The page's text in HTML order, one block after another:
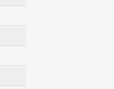
przez przepisy prawa
tej zgody.
dofinansowanie dane
trwałości
administratora
danych oraz